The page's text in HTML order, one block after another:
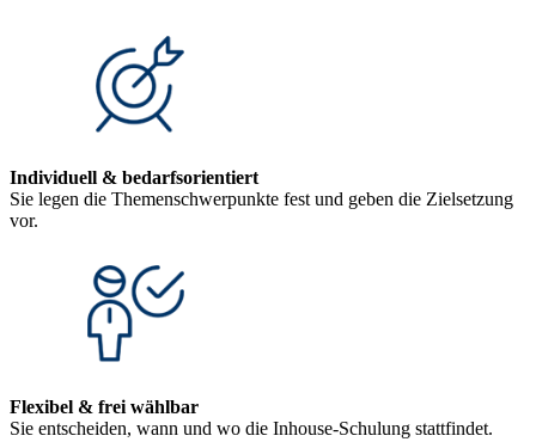
Individuell & bedarfsorientiert
Sie legen die Themenschwerpunkte fest und geben die Zielsetzung
vor.
Flexibel & frei wählbar
Sie entscheiden, wann und wo die Inhouse-Schulung stattfindet.